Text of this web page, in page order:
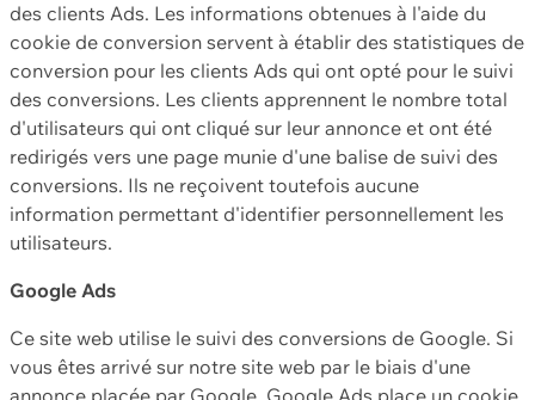
des clients Ads. Les informations obtenues à l'aide du
cookie de conversion servent à établir des statistiques de
conversion pour les clients Ads qui ont opté pour le suivi
des conversions. Les clients apprennent le nombre total
d'utilisateurs qui ont cliqué sur leur annonce et ont été
redirigés vers une page munie d'une balise de suivi des
conversions. Ils ne reçoivent toutefois aucune
information permettant d'identifier personnellement les
utilisateurs.
Google Ads
Ce site web utilise le suivi des conversions de Google. Si
vous êtes arrivé sur notre site web par le biais d'une